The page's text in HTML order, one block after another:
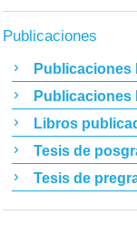
Publicaciones
Publicaciones
Publicaciones
Libros
Tesis de
Tesis de